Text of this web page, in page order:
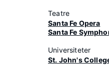
Teatre
Santa Fe Opera
Santa Fe
Universiteter
St. John's